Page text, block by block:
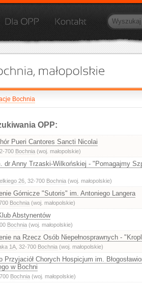
Bochnia
OPP:
Pueri Cantores Sancti Nicolai
700 Bochnia (woj. małopolskie)
dr Anny Trzaski-Wilkońskiej - "Pomagajmy
26 , 32-700 Bochnia (woj. małopolskie)
Górnicze "Sutoris" im. Antoniego Langera
Bochnia (woj. małopolskie)
Abstynentów
Bochnia (woj. małopolskie)
na Rzecz Osób Niepełnosprawnych -
1A , 32-700 Bochnia (woj. małopolskie)
Przyjaciół Chorych Hospicjum im.
w Bochni
Bochnia (woj. małopolskie)